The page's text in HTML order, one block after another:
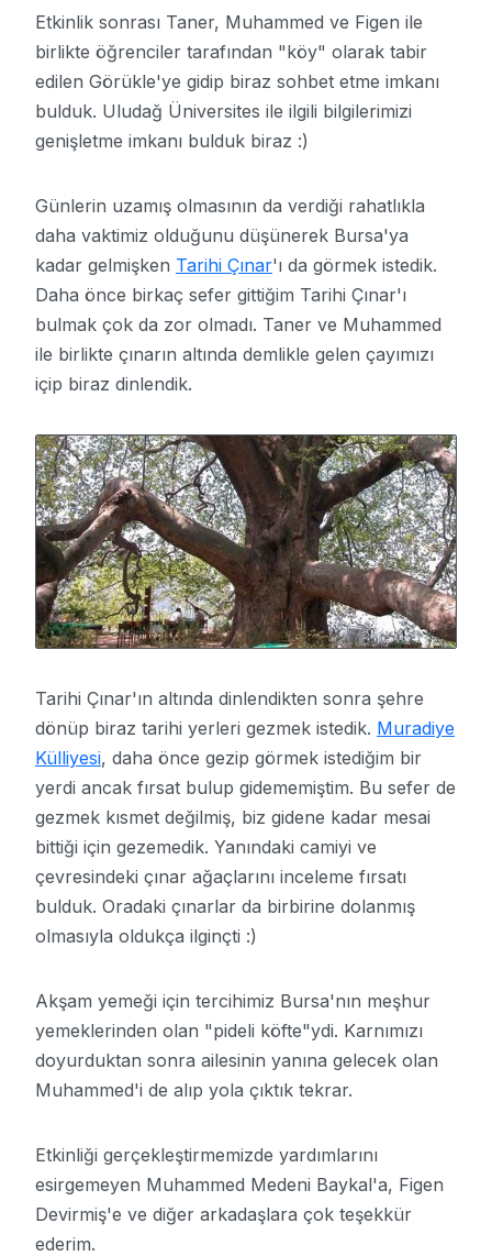
Etkinlik sonrası Taner, Muhammed ve Figen ile
birlikte öğrenciler tarafından "köy" olarak tabir
edilen Görükle'ye gidip biraz sohbet etme imkanı
bulduk. Uludağ Üniversites ile ilgili bilgilerimizi
genişletme imkanı bulduk biraz :)
Günlerin uzamış olmasının da verdiği rahatlıkla
daha vaktimiz olduğunu düşünerek Bursa'ya
kadar gelmişken Tarihi Çınar'ı da görmek istedik.
Daha önce birkaç sefer gittiğim Tarihi Çınar'ı
bulmak çok da zor olmadı. Taner ve Muhammed
ile birlikte çınarın altında demlikle gelen çayımızı
içip biraz dinlendik.
Tarihi Çınar'ın altında dinlendikten sonra şehre
dönüp biraz tarihi yerleri gezmek istedik. Muradiye
Külliyesi, daha önce gezip görmek istediğim bir
yerdi ancak fırsat bulup gidememiştim. Bu sefer de
gezmek kısmet değilmiş, biz gidene kadar mesai
bittiği için gezemedik. Yanındaki camiyi ve
çevresindeki çınar ağaçlarını inceleme fırsatı
bulduk. Oradaki çınarlar da birbirine dolanmış
olmasıyla oldukça ilginçti :)
Akşam yemeği için tercihimiz Bursa'nın meşhur
yemeklerinden olan "pideli köfte"ydi. Karnımızı
doyurduktan sonra ailesinin yanına gelecek olan
Muhammed'i de alıp yola çıktık tekrar.
Etkinliği gerçekleştirmemizde yardımlarını
esirgemeyen Muhammed Medeni Baykal'a, Figen
Devirmiş'e ve diğer arkadaşlara çok teşekkür
ederim.